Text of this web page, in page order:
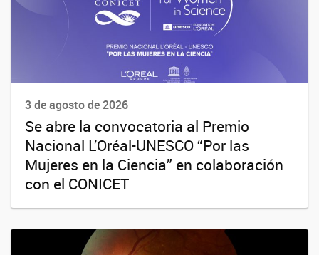
3 de agosto de 2026
Se abre la convocatoria al Premio
Nacional L’Oréal-UNESCO “Por las
Mujeres en la Ciencia” en colaboración
con el CONICET